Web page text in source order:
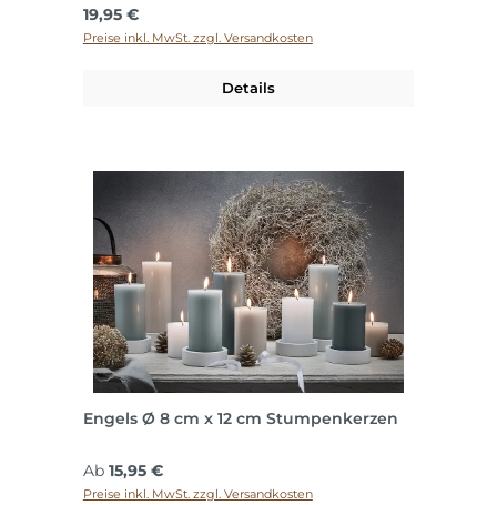
Regulärer Preis:
19,95 €
Preise inkl. MwSt. zzgl. Versandkosten
Details
Engels Ø 8 cm x 12 cm Stumpenkerzen
Regulärer Preis:
Ab 15,95 €
Preise inkl. MwSt. zzgl. Versandkosten